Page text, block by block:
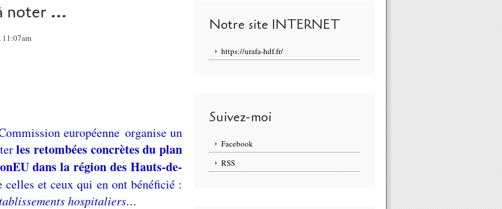
noter ...
11:07am
européenne organise un
les retombées concrètes du plan
dans la région des Hauts-de-
celles et ceux qui en ont bénéficié :
hospitaliers…
Notre site INTERNET
https://urafa-hdf.fr/
Suivez-moi
Facebook
RSS